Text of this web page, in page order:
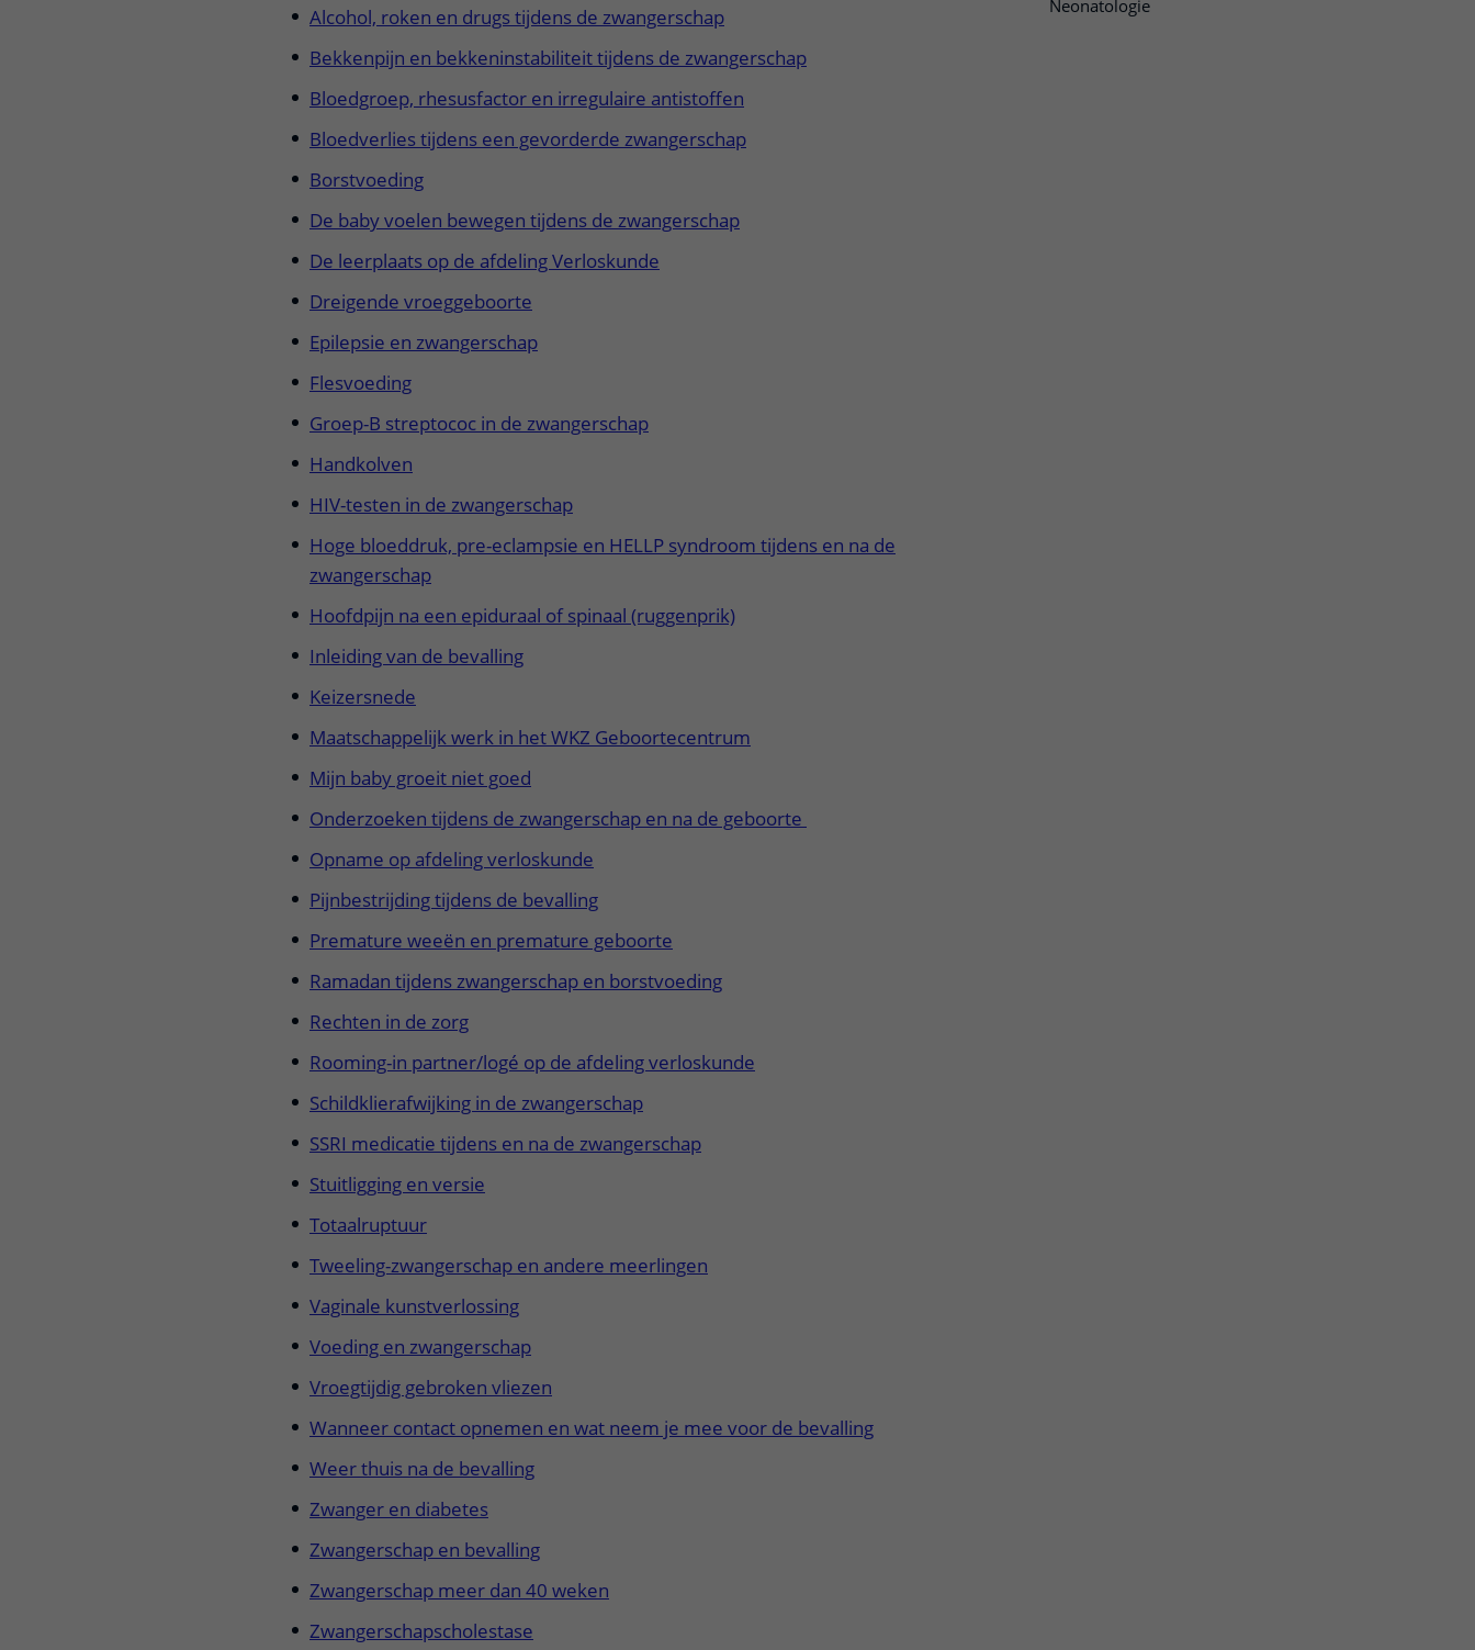
Onze poliklinieken
Onze faciliteiten
Betere zorg door onderzoek
Neonatologie
Alcohol, roken en drugs tijdens de zwangerschap
Bekkenpijn en bekkeninstabiliteit tijdens de zwangerschap
Bloedgroep, rhesusfactor en irregulaire antistoffen
Bloedverlies tijdens een gevorderde zwangerschap
Borstvoeding
De baby voelen bewegen tijdens de zwangerschap
De leerplaats op de afdeling Verloskunde
Dreigende vroeggeboorte
Epilepsie en zwangerschap
Flesvoeding
Groep-B streptococ in de zwangerschap
Handkolven
HIV-testen in de zwangerschap
Hoge bloeddruk, pre-eclampsie en HELLP syndroom tijdens en na de
zwangerschap
Hoofdpijn na een epiduraal of spinaal (ruggenprik)
Inleiding van de bevalling
Keizersnede
Maatschappelijk werk in het WKZ Geboortecentrum
Mijn baby groeit niet goed
Onderzoeken tijdens de zwangerschap en na de geboorte
Opname op afdeling verloskunde
Pijnbestrijding tijdens de bevalling
Premature weeën en premature geboorte
Ramadan tijdens zwangerschap en borstvoeding
Rechten in de zorg
Rooming-in partner/logé op de afdeling verloskunde
Schildklierafwijking in de zwangerschap
SSRI medicatie tijdens en na de zwangerschap
Stuitligging en versie
Totaalruptuur
Tweeling-zwangerschap en andere meerlingen
Vaginale kunstverlossing
Voeding en zwangerschap
Vroegtijdig gebroken vliezen
Wanneer contact opnemen en wat neem je mee voor de bevalling
Weer thuis na de bevalling
Zwanger en diabetes
Zwangerschap en bevalling
Zwangerschap meer dan 40 weken
Zwangerschapscholestase